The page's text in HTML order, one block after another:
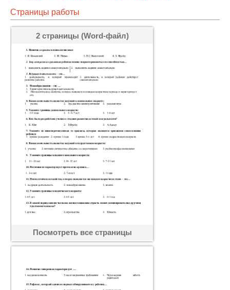
Страницы работы
2 страницы (Word-файл)
Посмотреть все страницы